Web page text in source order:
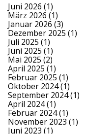
Juni 2026 (1)
März 2026 (1)
Januar 2026 (3)
Dezember 2025 (1)
Juli 2025 (1)
Juni 2025 (1)
Mai 2025 (2)
April 2025 (1)
Februar 2025 (1)
Oktober 2024(1)
September 2024(1)
April 2024(1)
Februar 2024(1)
November 2023 (1)
Juni 2023 (1)